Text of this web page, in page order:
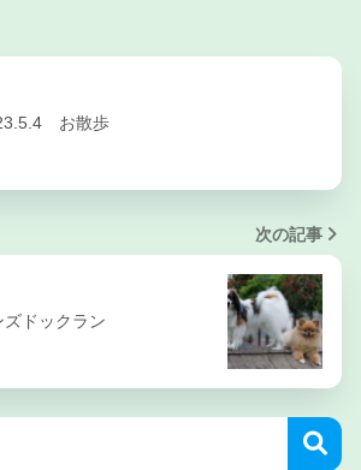
お散歩
次の記事
ドックラン